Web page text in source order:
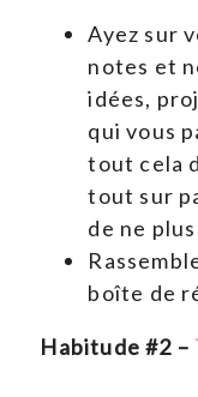
Ayez sur
notes et
idées,
qui vous
tout cela
tout sur
de ne
boîte de
Habitude #2 –